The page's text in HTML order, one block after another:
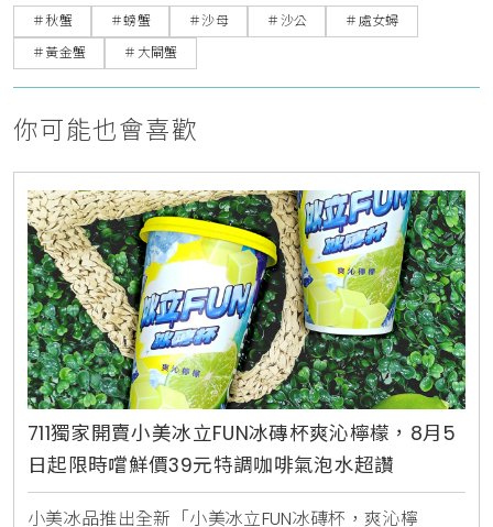
＃秋蟹 ＃螃蟹 ＃沙母 ＃沙公
＃處女蟳
＃黃金蟹
＃大閘蟹
你可能也會喜歡
711獨家開賣小美冰立FUN冰磚杯爽沁檸檬，8月5
日起限時嚐鮮價39元特調咖啡氣泡水超讚
小美冰品推出全新「小美冰立FUN冰磚杯，爽沁檸